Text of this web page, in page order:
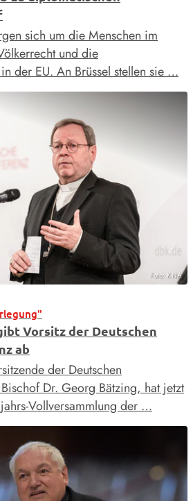
sich um die Menschen im
und die
der EU. An Brüssel stellen sie …
Foto: KNA
Vorsitz der Deutschen
ab
der Deutschen
Dr. Georg Bätzing, hat jetzt
Vollversammlung der …